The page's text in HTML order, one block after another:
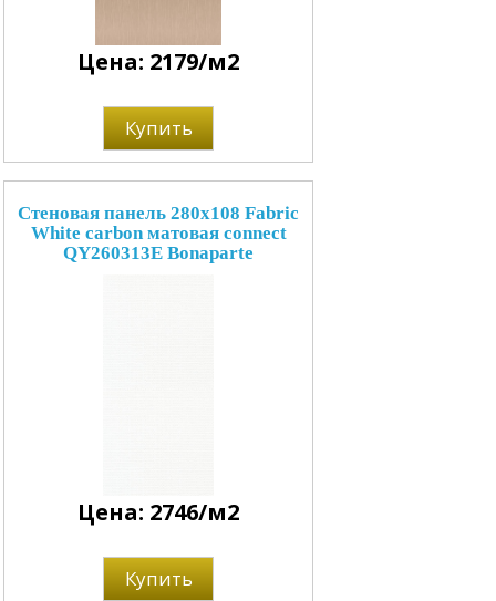
Цена: 2179/м2
Купить
Стеновая панель 280x108 Fabric
White carbon матовая connect
QY260313E Bonaparte
Цена: 2746/м2
Купить